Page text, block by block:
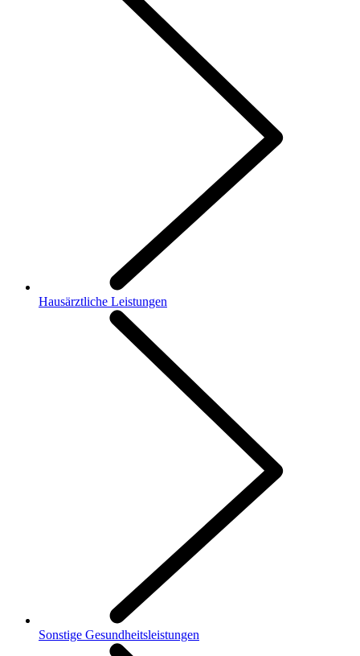
Hausärztliche Leistungen
Sonstige Gesundheitsleistungen